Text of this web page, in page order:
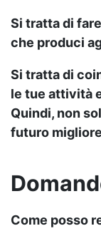
Si tratta di
che produci
Si tratta di
le tue attività
Quindi, non
futuro
Come posso